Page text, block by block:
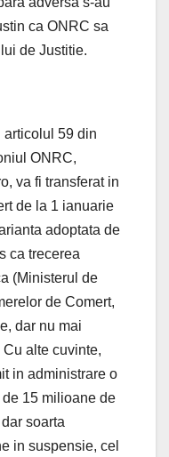
ca ONRC sa
de Justitie.
articolul 59 din
ONRC,
va fi transferat in
de la 1 ianuarie
adoptata de
ca trecerea
(Ministerul de
de Comert,
dar nu mai
alte cuvinte,
in administrare o
15 milioane de
soarta
in suspensie, cel